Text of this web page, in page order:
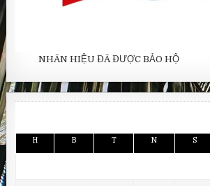
NHÃN HIỆU ĐÃ ĐƯỢC BẢO HỘ
H B T N S